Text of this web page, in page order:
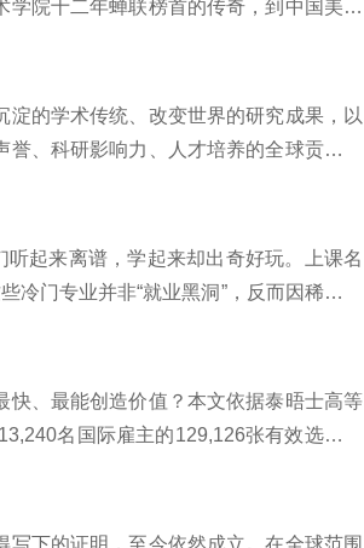
院十二年蝉联榜首的传奇，到中国美术
下面跟着榜中榜编辑一起来看看详细名
的学术传统、改变世界的研究成果，以
、科研影响力、人才培养的全球贡献以
争议，但每一所的入选都无可辩驳——这
起来离谱，学起来却出奇好玩。上课名
门专业并非“就业黑洞”，反而因稀缺性
意义不只是找饭碗，更是找到热爱。下
快、最能创造价值？本文依据泰晤士高等
名国际雇主的129,126张有效选票，
实力十强榜单，是毕业生求职竞争力的